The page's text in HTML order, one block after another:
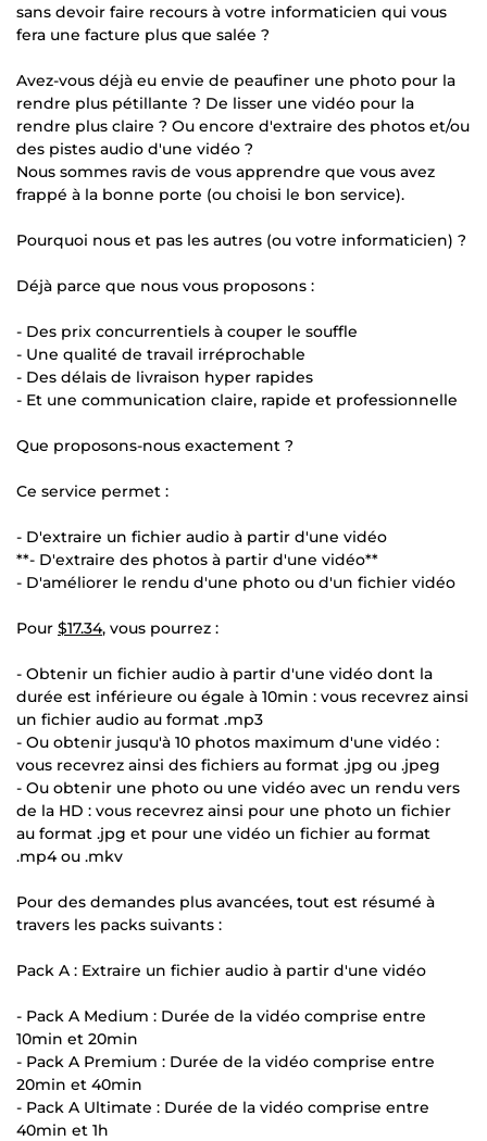
sans devoir faire recours à votre informaticien qui vous
fera une facture plus que salée ?
Avez-vous déjà eu envie de peaufiner une photo pour la
rendre plus pétillante ? De lisser une vidéo pour la
rendre plus claire ? Ou encore d'extraire des photos et/ou
des pistes audio d'une vidéo ?
Nous sommes ravis de vous apprendre que vous avez
frappé à la bonne porte (ou choisi le bon service).
Pourquoi nous et pas les autres (ou votre informaticien) ?
Déjà parce que nous vous proposons :
- Des prix concurrentiels à couper le souffle
- Une qualité de travail irréprochable
- Des délais de livraison hyper rapides
- Et une communication claire, rapide et professionnelle
Que proposons-nous exactement ?
Ce service permet :
- D'extraire un fichier audio à partir d'une vidéo
**- D'extraire des photos à partir d'une vidéo**
- D'améliorer le rendu d'une photo ou d'un fichier vidéo
Pour $17.34, vous pourrez :
- Obtenir un fichier audio à partir d'une vidéo dont la
durée est inférieure ou égale à 10min : vous recevrez ainsi
un fichier audio au format .mp3
- Ou obtenir jusqu'à 10 photos maximum d'une vidéo :
vous recevrez ainsi des fichiers au format .jpg ou .jpeg
- Ou obtenir une photo ou une vidéo avec un rendu vers
de la HD : vous recevrez ainsi pour une photo un fichier
au format .jpg et pour une vidéo un fichier au format
.mp4 ou .mkv
Pour des demandes plus avancées, tout est résumé à
travers les packs suivants :
Pack A : Extraire un fichier audio à partir d'une vidéo
- Pack A Medium : Durée de la vidéo comprise entre
10min et 20min
- Pack A Premium : Durée de la vidéo comprise entre
20min et 40min
- Pack A Ultimate : Durée de la vidéo comprise entre
40min et 1h